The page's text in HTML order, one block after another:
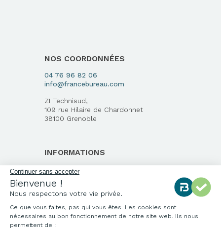
Continuer sans accepter
Bienvenue !
Nous respectons votre vie privée.
Ce que vous faites, pas qui vous êtes. Les cookies sont
nécessaires au bon fonctionnement de notre site web. Ils nous
permettent de :
NOS COORDONNÉES
04 76 96 82 06
info@francebureau.com
ZI Technisud,
109 rue Hilaire de Chardonnet
38100 Grenoble
INFORMATIONS
Qui sommes-nous ?
Notre charte qualité
Environnement
Origine des produits
Livraison et installation